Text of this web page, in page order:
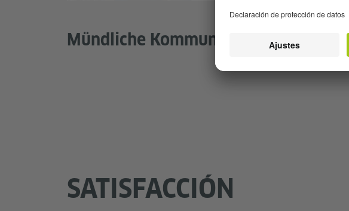
Mündliche Kommunikation E-
SATISFACCIÓN